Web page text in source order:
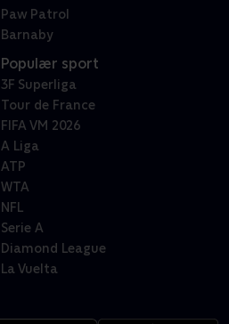
Paw Patrol
Barnaby
Populær sport
3F Superliga
Tour de France
FIFA VM 2026
A Liga
ATP
WTA
NFL
Serie A
Diamond League
La Vuelta